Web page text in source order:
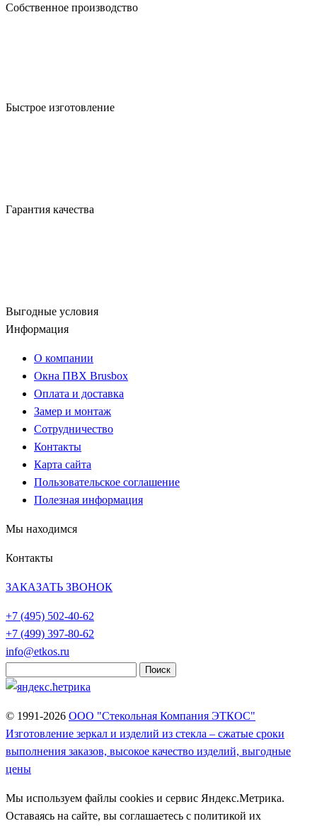
Собственное производство
Быстрое изготовление
Гарантия качества
Выгодные условия
Информация
О компании
Окна ПВХ Brusbox
Оплата и доставка
Замер и монтаж
Сотрудничество
Контакты
Карта сайта
Пользовательское соглашение
Полезная информация
Мы находимся
Контакты
ЗАКАЗАТЬ ЗВОНОК
+7 (495) 502-40-62
+7 (499) 397-80-62
info@etkos.ru
© 1991-2026 ООО "Стекольная Компания ЭТКОС"
Изготовление зеркал и изделий из стекла – сжатые сроки
выполнения заказов, высокое качество изделий, выгодные
цены
Мы используем файлы cookies и сервис Яндекс.Метрика.
Оставаясь на сайте, вы соглашаетесь с политикой их